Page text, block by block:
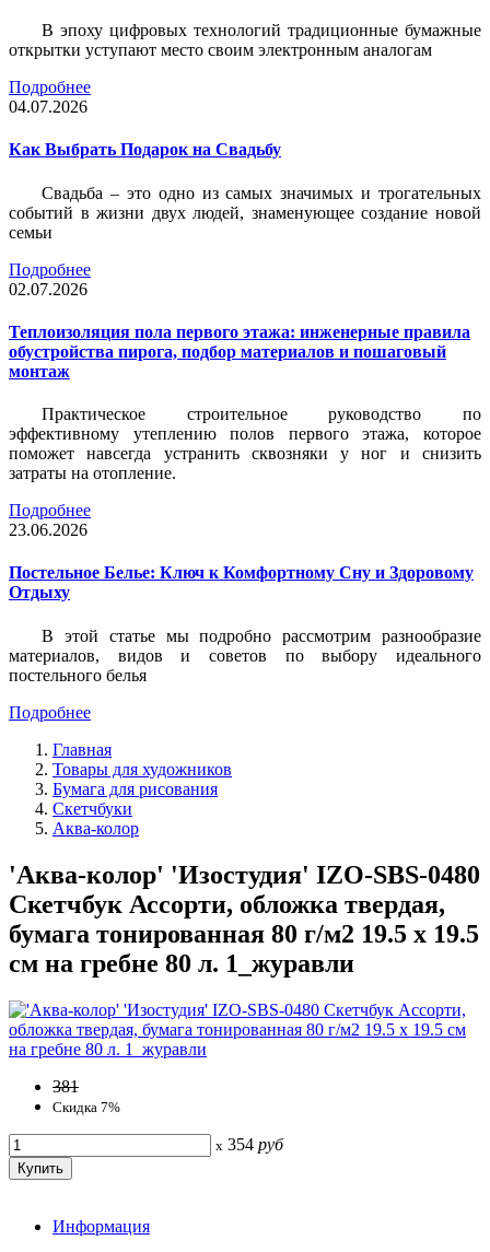
В эпоху цифровых технологий традиционные бумажные
открытки уступают место своим электронным аналогам
Подробнее
04.07.2026
Как Выбрать Подарок на Свадьбу
Свадьба – это одно из самых значимых и трогательных
событий в жизни двух людей, знаменующее создание новой
семьи
Подробнее
02.07.2026
Теплоизоляция пола первого этажа: инженерные правила
обустройства пирога, подбор материалов и пошаговый
монтаж
Практическое строительное руководство по
эффективному утеплению полов первого этажа, которое
поможет навсегда устранить сквозняки у ног и снизить
затраты на отопление.
Подробнее
23.06.2026
Постельное Белье: Ключ к Комфортному Сну и Здоровому
Отдыху
В этой статье мы подробно рассмотрим разнообразие
материалов, видов и советов по выбору идеального
постельного белья
Подробнее
Главная
Товары для художников
Бумага для рисования
Скетчбуки
Аква-колор
'Аква-колор' 'Изостудия' IZO-SBS-0480
Скетчбук Ассорти, обложка твердая,
бумага тонированная 80 г/м2 19.5 х 19.5
см на гребне 80 л. 1_журавли
381
Скидка 7%
x 354 руб
Информация